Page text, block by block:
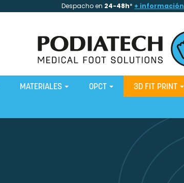
Despacho en 24-48h* + información
MATERIALES OPCT 3D FIT PRINT